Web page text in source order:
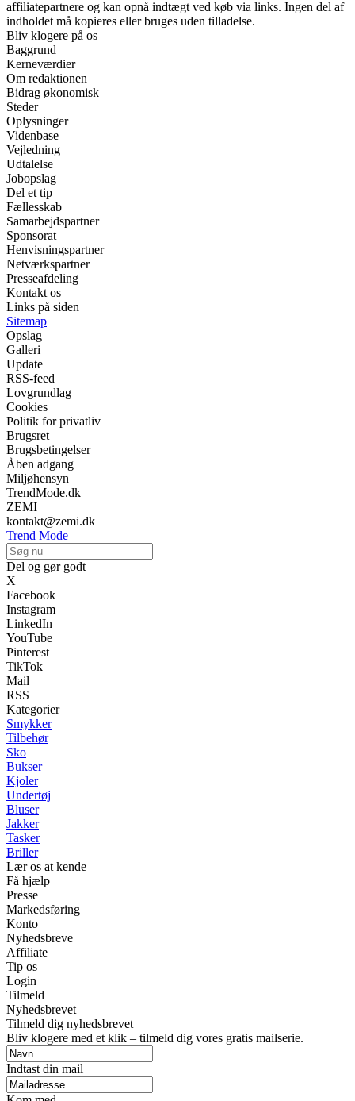
affiliatepartnere og kan opnå indtægt ved køb via links. Ingen del af
indholdet må kopieres eller bruges uden tilladelse.
Bliv klogere på os
Baggrund
Kerneværdier
Om redaktionen
Bidrag økonomisk
Steder
Oplysninger
Videnbase
Vejledning
Udtalelse
Jobopslag
Del et tip
Fællesskab
Samarbejdspartner
Sponsorat
Henvisningspartner
Netværkspartner
Presseafdeling
Kontakt os
Links på siden
Sitemap
Opslag
Galleri
Update
RSS-feed
Lovgrundlag
Cookies
Politik for privatliv
Brugsret
Brugsbetingelser
Åben adgang
Miljøhensyn
TrendMode.dk
ZEMI
kontakt@zemi.dk
Trend Mode
Del og gør godt
X
Facebook
Instagram
LinkedIn
YouTube
Pinterest
TikTok
Mail
RSS
Kategorier
Smykker
Tilbehør
Sko
Bukser
Kjoler
Undertøj
Bluser
Jakker
Tasker
Briller
Lær os at kende
Få hjælp
Presse
Markedsføring
Konto
Nyhedsbreve
Affiliate
Tip os
Login
Tilmeld
Nyhedsbrevet
Tilmeld dig nyhedsbrevet
Bliv klogere med et klik – tilmeld dig vores gratis mailserie.
Indtast din mail